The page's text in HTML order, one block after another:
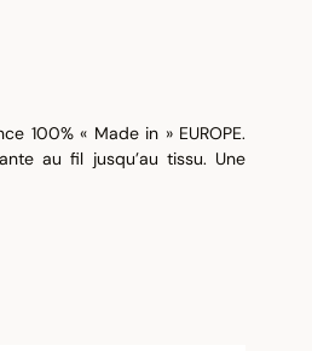
100% « Made in » EUROPE.
au fil jusqu’au tissu. Une